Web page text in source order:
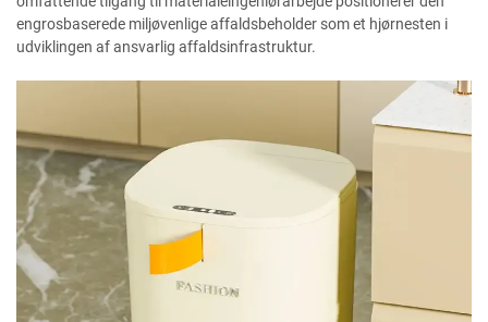
engrosbaserede miljøvenlige affaldsbeholder som et hjørnesten i
udviklingen af ansvarlig affaldsinfrastruktur.